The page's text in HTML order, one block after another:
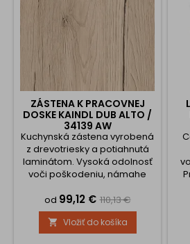
ZÁSTENA K PRACOVNEJ
DOSKE KAINDL DUB ALTO /
34139 AW
Kuchynská zástena vyrobená
z drevotriesky a potiahnutá
laminátom. Vysoká odolnosť
voči poškodeniu, námahe
používaní. Na výber máte
polotovary alebo výrobok je
možné upraviť na mieru . V
takom prípade zvoľte
od Cena
99,12 € Základná
cena
110,13 €
 Vložiť do košíka